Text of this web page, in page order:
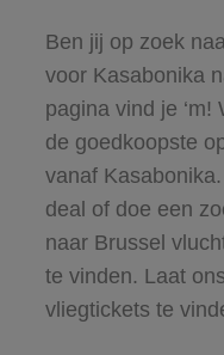
Ben jij op zoek
voor Kasabonika
pagina vind je
de goedkoopste
vanaf
deal of doe een
naar Brussel
te vinden. Laat
vliegtickets te